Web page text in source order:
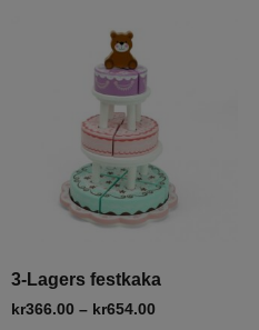
3-Lagers festkaka
kr366.00 – kr654.00